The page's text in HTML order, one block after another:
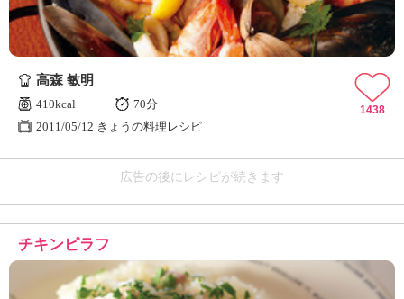
高森 敏明
410kcal
70分
2011/05/12 きょうの料理レシピ
1438
広告の後にレシピが続きます
チキンピラフ